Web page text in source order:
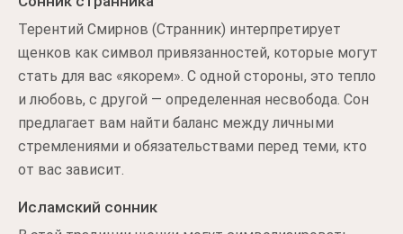
Терентий Смирнов (Странник) интерпретирует
щенков как символ привязанностей, которые могут
стать для вас «якорем». С одной стороны, это тепло
и любовь, с другой — определенная несвобода. Сон
предлагает вам найти баланс между личными
стремлениями и обязательствами перед теми, кто
от вас зависит.
Исламский сонник